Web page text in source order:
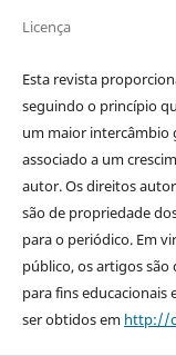
Licença
Esta revista
seguindo o princípio
um maior intercâmbio
associado a um
autor. Os direitos
são de propriedade
para o periódico. Em
público, os artigos
para fins educacionais
ser obtidos em http://